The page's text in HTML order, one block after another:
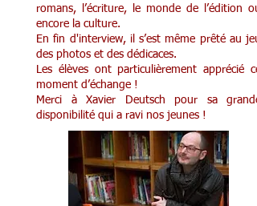
romans, l’écriture, le monde de l’édition ou
encore la culture.
En fin d'interview, il s’est même prêté au jeu
des photos et des dédicaces.
Les élèves ont particulièrement apprécié ce
moment d’échange !
Merci à Xavier Deutsch pour sa grande
disponibilité qui a ravi nos jeunes !